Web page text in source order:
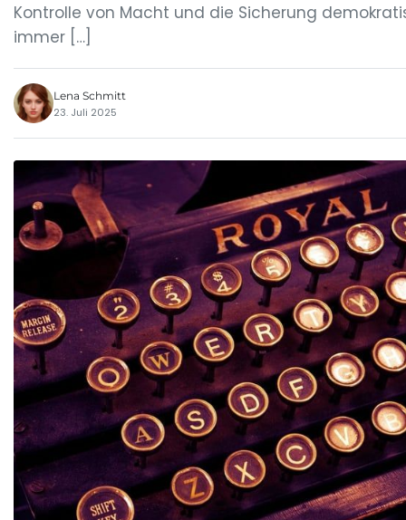
Kontrolle von Macht und die Sicherung
immer […]
Lena Schmitt
23. Juli 2025